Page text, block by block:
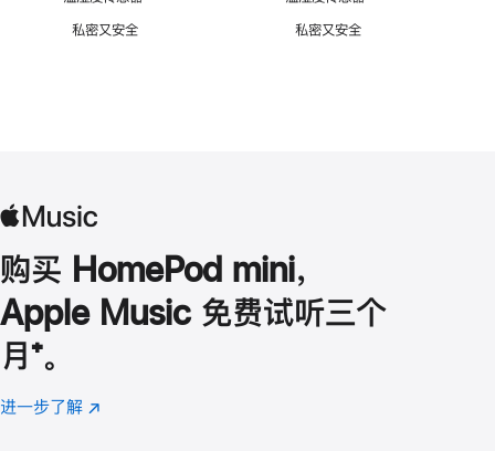
私密又安全 私密又安全
购买 HomePod mini，
Apple Music 免费试听三个
月 脚
注
⁺。
进一步了解 Apple
(在